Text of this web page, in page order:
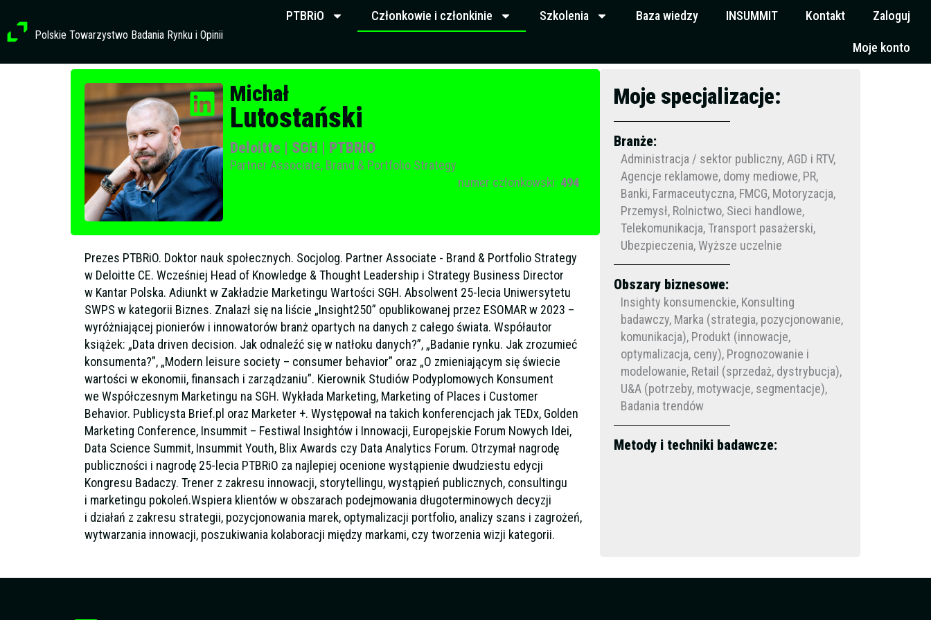
treści
Polskie Towarzystwo Badania Rynku i Opinii
PTBRiO Członkowie i członkinie Szkolenia Baza wiedzy INSUMMIT Kontakt Zaloguj
Moje konto
Profil członkowski
Michał
Lutostański
Deloitte | SGH | PTBRiO
Partner Associate, Brand & Portfolio Strategy
numer członkowski: 494
Prezes PTBRiO. Doktor nauk społecznych. Socjolog. Partner Associate - Brand & Portfolio Strategy
w Deloitte CE. Wcześniej Head of Knowledge & Thought Leadership i Strategy Business Director
w Kantar Polska. Adiunkt w Zakładzie Marketingu Wartości SGH. Absolwent 25-lecia Uniwersytetu
SWPS w kategorii Biznes. Znalazł się na liście „Insight250” opublikowanej przez ESOMAR w 2023 –
wyróżniającej pionierów i innowatorów branż opartych na danych z całego świata. Współautor
książek: „Data driven decision. Jak odnaleźć się w natłoku danych?”, „Badanie rynku. Jak zrozumieć
konsumenta?”, „Modern leisure society – consumer behavior” oraz „O zmieniającym się świecie
wartości w ekonomii, finansach i zarządzaniu”. Kierownik Studiów Podyplomowych Konsument
we Współczesnym Marketingu na SGH. Wykłada Marketing, Marketing of Places i Customer
Behavior. Publicysta Brief.pl oraz Marketer +. Występował na takich konferencjach jak TEDx, Golden
Marketing Conference, Insummit – Festiwal Insightów i Innowacji, Europejskie Forum Nowych Idei,
Data Science Summit, Insummit Youth, Blix Awards czy Data Analytics Forum. Otrzymał nagrodę
publiczności i nagrodę 25-lecia PTBRiO za najlepiej ocenione wystąpienie dwudziestu edycji
Kongresu Badaczy. Trener z zakresu innowacji, storytellingu, wystąpień publicznych, consultingu
i marketingu pokoleń.Wspiera klientów w obszarach podejmowania długoterminowych decyzji
i działań z zakresu strategii, pozycjonowania marek, optymalizacji portfolio, analizy szans i zagrożeń,
wytwarzania innowacji, poszukiwania kolaboracji między markami, czy tworzenia wizji kategorii.
Moje specjalizacje:
Branże:
Administracja / sektor publiczny, AGD i RTV,
Agencje reklamowe, domy mediowe, PR,
Banki, Farmaceutyczna, FMCG, Motoryzacja,
Przemysł, Rolnictwo, Sieci handlowe,
Telekomunikacja, Transport pasażerski,
Ubezpieczenia, Wyższe uczelnie
Obszary biznesowe:
Insighty konsumenckie, Konsulting
badawczy, Marka (strategia, pozycjonowanie,
komunikacja), Produkt (innowacje,
optymalizacja, ceny), Prognozowanie i
modelowanie, Retail (sprzedaż, dystrybucja),
U&A (potrzeby, motywacje, segmentacje),
Badania trendów
Metody i techniki badawcze: